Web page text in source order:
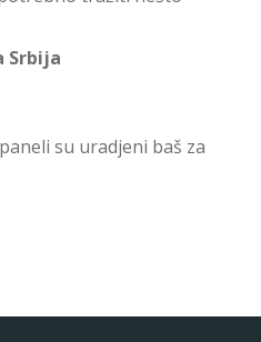
Srbija
su uradjeni baš za